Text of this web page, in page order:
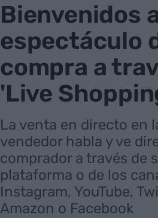
Bienvenidos
espectáculo
compra a
'Live
La venta en directo en
vendedor habla y ve
comprador a través de
plataforma o de los
Instagram, YouTube,
Amazon o Facebook